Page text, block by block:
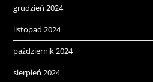
grudzień 2024
listopad 2024
październik 2024
sierpień 2024